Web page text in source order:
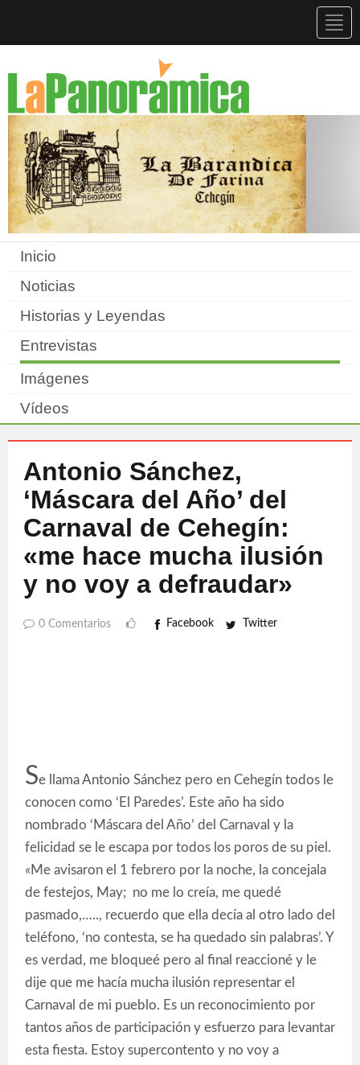
Inicio
Noticias
Historias y Leyendas
Entrevistas
Imágenes
Vídeos
Antonio Sánchez,
‘Máscara del Año’ del
Carnaval de Cehegín:
«me hace mucha ilusión
y no voy a defraudar»
0 Comentarios Facebook Twitter
Se llama Antonio Sánchez pero en Cehegín todos le
conocen como ‘El Paredes’. Este año ha sido
nombrado ‘Máscara del Año’ del Carnaval y la
felicidad se le escapa por todos los poros de su piel.
«Me avisaron el 1 febrero por la noche, la concejala
de festejos, May; no me lo creía, me quedé
pasmado,….., recuerdo que ella decía al otro lado del
teléfono, ‘no contesta, se ha quedado sin palabras’. Y
es verdad, me bloqueé pero al final reaccioné y le
dije que me hacía mucha ilusión representar el
Carnaval de mi pueblo. Es un reconocimiento por
tantos años de participación y esfuerzo para levantar
esta fiesta. Estoy supercontento y no voy a